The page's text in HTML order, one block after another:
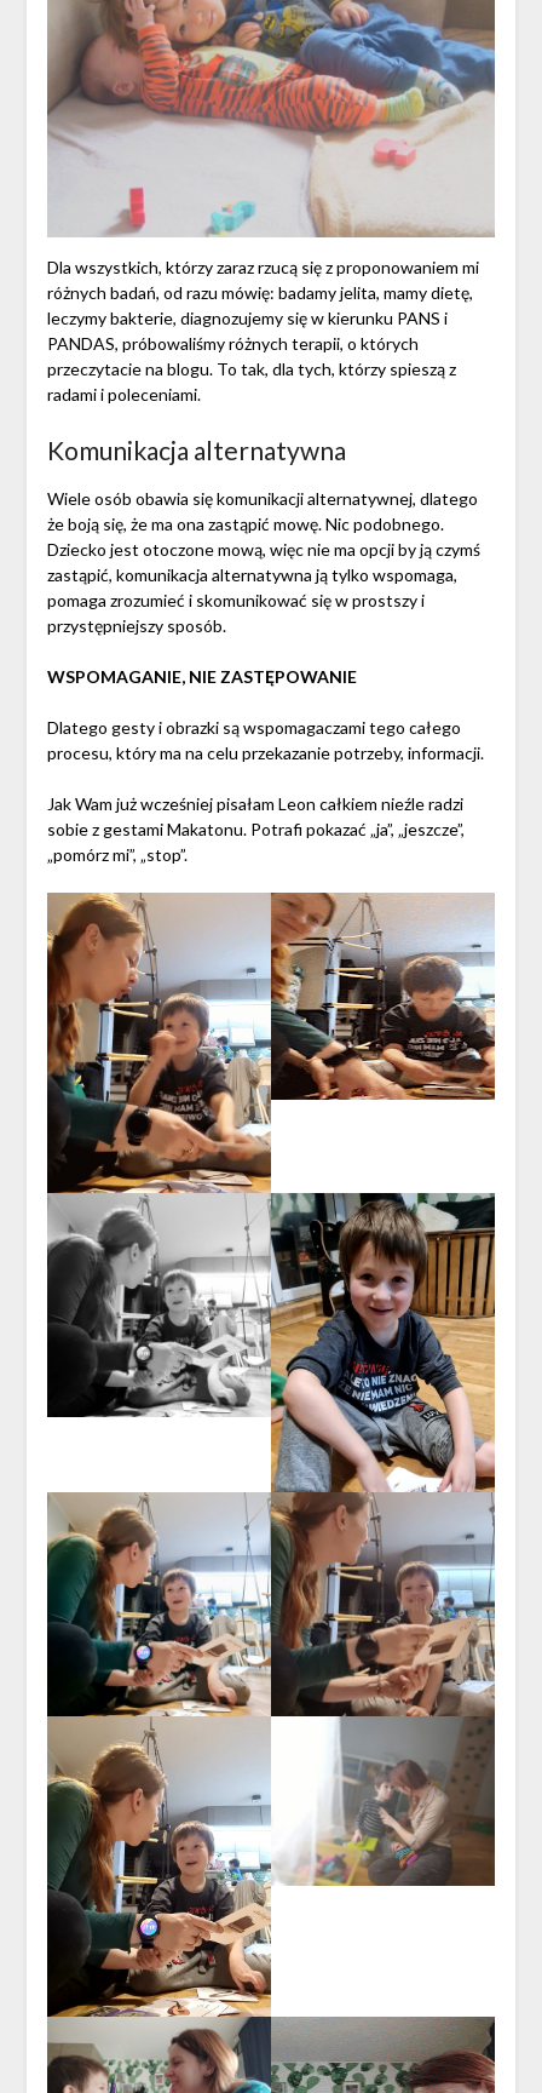
Dla wszystkich, którzy zaraz rzucą się z proponowaniem mi
różnych badań, od razu mówię: badamy jelita, mamy dietę,
leczymy bakterie, diagnozujemy się w kierunku PANS i
PANDAS, próbowaliśmy różnych terapii, o których
przeczytacie na blogu. To tak, dla tych, którzy spieszą z
radami i poleceniami.
Komunikacja alternatywna
Wiele osób obawia się komunikacji alternatywnej, dlatego
że boją się, że ma ona zastąpić mowę. Nic podobnego.
Dziecko jest otoczone mową, więc nie ma opcji by ją czymś
zastąpić, komunikacja alternatywna ją tylko wspomaga,
pomaga zrozumieć i skomunikować się w prostszy i
przystępniejszy sposób.
WSPOMAGANIE, NIE ZASTĘPOWANIE
Dlatego gesty i obrazki są wspomagaczami tego całego
procesu, który ma na celu przekazanie potrzeby, informacji.
Jak Wam już wcześniej pisałam Leon całkiem nieźle radzi
sobie z gestami Makatonu. Potrafi pokazać „ja”, „jeszcze”,
„pomórz mi”, „stop”.